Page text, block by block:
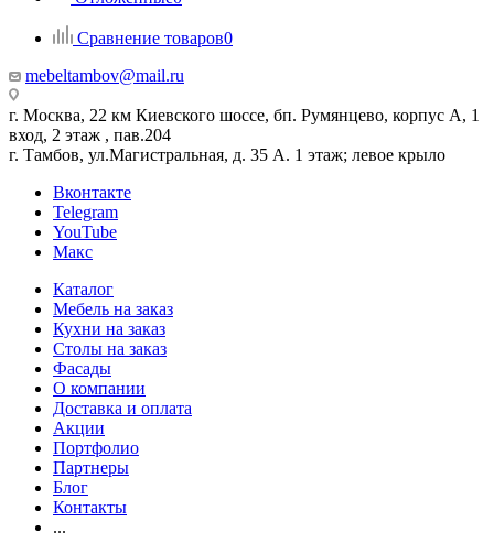
Сравнение товаров0
mebeltambov@mail.ru
г. Москва, 22 км Киевского шоссе, бп. Румянцево, корпус А, 1
вход, 2 этаж , пав.204
г. Тамбов, ул.Магистральная, д. 35 А. 1 этаж; левое крыло
Вконтакте
Telegram
YouTube
Макс
Каталог
Мебель на заказ
Кухни на заказ
Столы на заказ
Фасады
О компании
Доставка и оплата
Акции
Портфолио
Партнеры
Блог
Контакты
...